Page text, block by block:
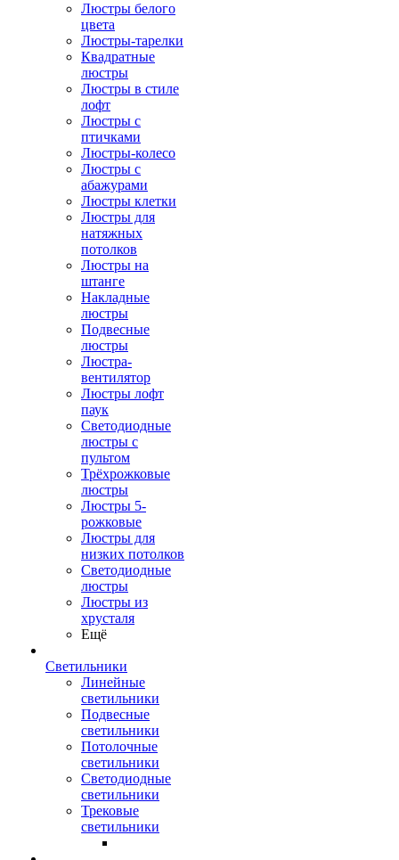
Люстры белого
цвета
Люстры-тарелки
Квадратные
люстры
Люстры в стиле
лофт
Люстры с
птичками
Люстры-колесо
Люстры с
абажурами
Люстры клетки
Люстры для
натяжных
потолков
Люстры на
штанге
Накладные
люстры
Подвесные
люстры
Люстра-
вентилятор
Люстры лофт
паук
Светодиодные
люстры с
пультом
Трёхрожковые
люстры
Люстры 5-
рожковые
Люстры для
низких потолков
Cветодиодные
люстры
Люстры из
хрусталя
Ещё
Светильники
Линейные
светильники
Подвесные
светильники
Потолочные
светильники
Светодиодные
светильники
Трековые
светильники